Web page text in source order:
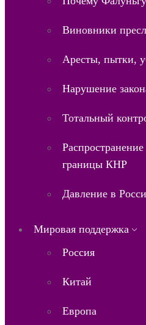
Виновники
Аресты, пытки,
Нарушение
Тотальный
границы КНР
Давление в
Мировая поддержка
Россия
Китай
Европа